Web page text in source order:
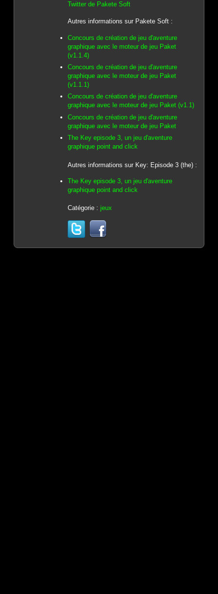
Twitter de Pakete Soft
Autres informations sur Pakete Soft :
Concours de création de jeu d'aventure
graphique avec le moteur de jeu Paket
(v1.1.4)
Concours de création de jeu d'aventure
graphique avec le moteur de jeu Paket
(v1.1.1)
Concours de création de jeu d'aventure
graphique avec le moteur de jeu Paket (v1.1)
Concours de création de jeu d'aventure
graphique avec le moteur de jeu Paket
The Key episode 3, un jeu d'aventure
graphique point and click
Autres informations sur Key: Episode 3 (the) :
The Key episode 3, un jeu d'aventure
graphique point and click
Catégorie : jeux